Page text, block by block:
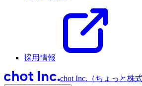
採用情報
chot Inc.（ちょっと株